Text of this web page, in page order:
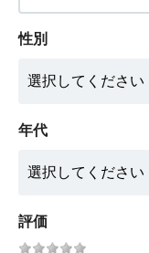
性別
年代
評価